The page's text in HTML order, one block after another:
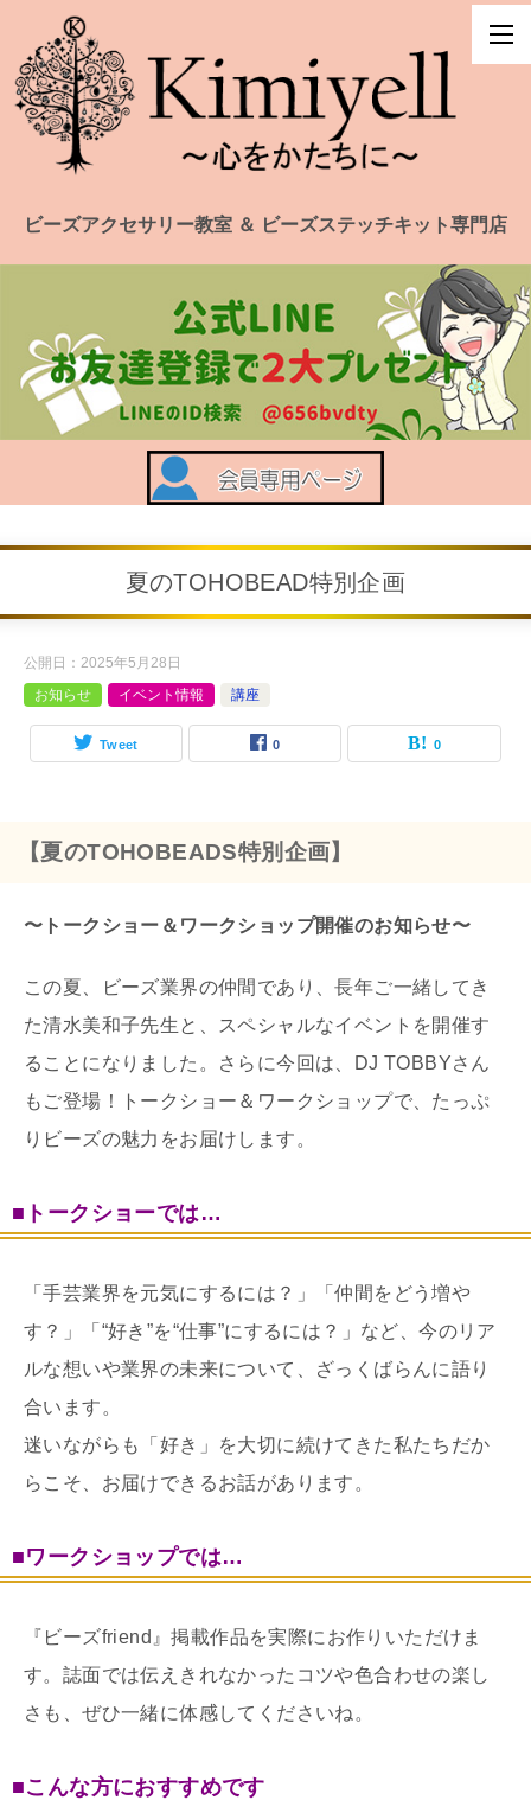
ビーズアクセサリー教室 ＆ ビーズステッチキット専門店
夏のTOHOBEAD特別企画
公開日： 2025年5月28日
お知らせ
イベント情報 講座
Tweet 0 0
【夏のTOHOBEADS特別企画】
〜トークショー＆ワークショップ開催のお知らせ〜
この夏、ビーズ業界の仲間であり、長年ご一緒してき
た清水美和子先生と、スペシャルなイベントを開催す
ることになりました。さらに今回は、DJ TOBBYさん
もご登場！トークショー＆ワークショップで、たっぷ
りビーズの魅力をお届けします。
■トークショーでは…
「手芸業界を元気にするには？」「仲間をどう増や
す？」「“好き”を“仕事”にするには？」など、今のリア
ルな想いや業界の未来について、ざっくばらんに語り
合います。
迷いながらも「好き」を大切に続けてきた私たちだか
らこそ、お届けできるお話があります。
■ワークショップでは…
『ビーズfriend』掲載作品を実際にお作りいただけま
す。誌面では伝えきれなかったコツや色合わせの楽し
さも、ぜひ一緒に体感してくださいね。
■こんな方におすすめです